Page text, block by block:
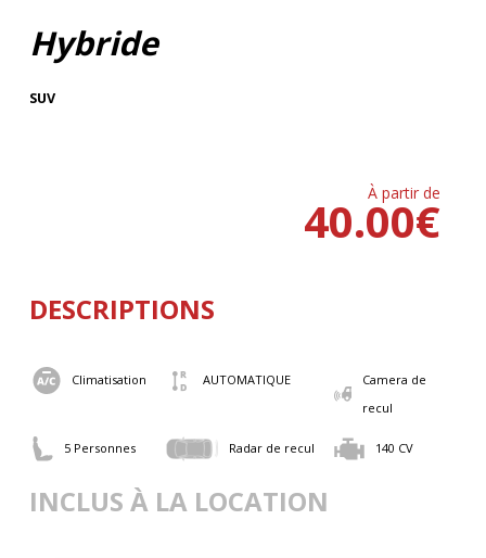
Hybride
SUV
À partir de
€
40.00
DESCRIPTIONS
Climatisation AUTOMATIQUE
Camera de
recul
5 Personnes Radar de recul 140 CV
INCLUS À LA LOCATION